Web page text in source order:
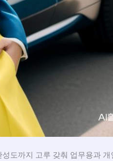
도까지 고루 갖춰 업무용과